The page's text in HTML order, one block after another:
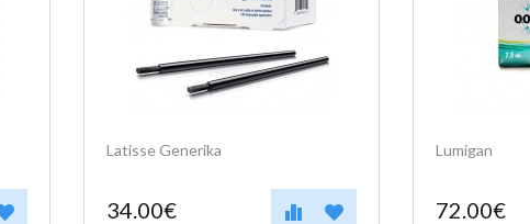
Latisse Generika
34.00€
Lumigan
72.00€